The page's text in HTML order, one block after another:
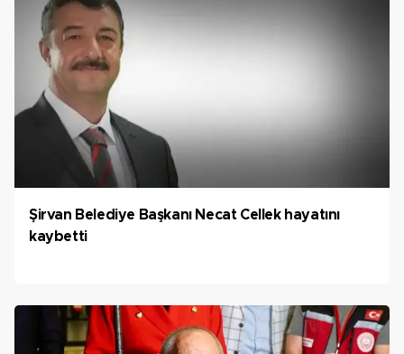
Şirvan Belediye Başkanı Necat Cellek hayatını
kaybetti